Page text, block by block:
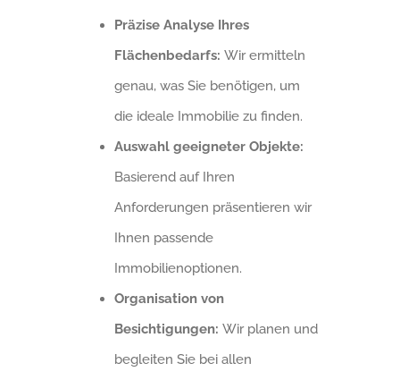
Präzise Analyse Ihres
Flächenbedarfs:Wir ermitteln
genau, was Sie benötigen, um
die ideale Immobilie zu finden.
Auswahl geeigneter Objekte:
Basierend auf Ihren
Anforderungen präsentieren wir
Ihnen passende
Immobilienoptionen.
Organisation von
Besichtigungen:Wir planen und
begleiten Sie bei allen